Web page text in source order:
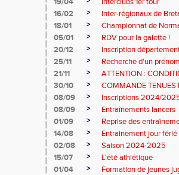
16/02
>
Inter-régionaux de
18/01
>
Championnat de
05/01
>
RDV pour la galette !
20/12
>
Inscription
25/11
>
Recherche d'un
21/11
>
ATTENTION :
30/10
>
COMMANDE TENUES
08/09
>
Inscriptions 2024/
08/09
>
Entraînements lancers
01/09
>
Reprise des
14/08
>
Entrainement jour férié
02/08
>
Saison 2024-2025
15/07
>
L'été athlétique
01/04
>
Formation de jeunes